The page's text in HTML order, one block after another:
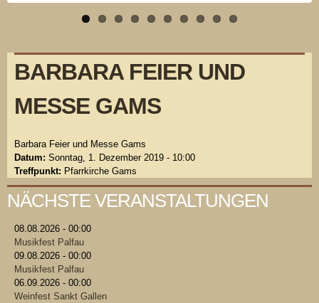
BARBARA FEIER UND
MESSE GAMS
Barbara Feier und Messe Gams
Datum: Sonntag, 1. Dezember 2019 - 10:00
Treffpunkt: Pfarrkirche Gams
NÄCHSTE VERANSTALTUNGEN
08.08.2026 - 00:00
Musikfest Palfau
09.08.2026 - 00:00
Musikfest Palfau
06.09.2026 - 00:00
Weinfest Sankt Gallen